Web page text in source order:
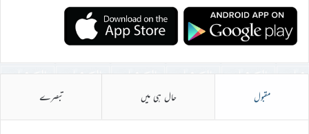
مقبول حال ہی میں تبصرے